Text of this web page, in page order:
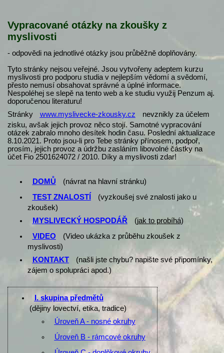
Vypracované otázky na zkoušky z
myslivosti
- odpovědi na jednotlivé otázky jsou průběžně doplňovány.
Tyto stránky nejsou veřejné. Jsou vytvořeny adeptem kurzu
myslivosti pro podporu studia v nejlepším vědomí a svědomí,
přesto nemusí obsahovat správné a úplné informace.
Nespoléhej se slepě na tento web a ke studiu využij Penzum aj.
doporučenou literaturu!
Stránky
www.myslivecke-zkousky.cz
nevznikly za účelem
zisku, avšak jejich provoz něco stojí. Samotné vypracování
otázek zabralo mnoho desítek hodin času. Poslední aktualizace
8.10.2021. Proto jsou-li pro Tebe stránky přínosem, podpoř,
prosím, jejich provoz a údržbu zasláním libovolné částky na
účet Fio 2501624072 / 2010. Díky a myslivosti zdar!
DOMŮ
(návrat na hlavní stránku)
TEST ZNALOSTÍ
(vyzkoušej své znalosti jako u
zkoušek)
MYSLIVECKÝ HOSPODÁŘ
(jak to probíhá)
VIDEO
(Video ukázka z průběhu zkoušek z
myslivosti)
KONTAKT
(našli jste chybu? napište své připomínky,
zájem o spolupráci apod.)
I. skupina předmětů
(dějiny lovectví, etika, tradice)
Úroveň A - nosné okruhy
Úroveň B - rámcové okruhy